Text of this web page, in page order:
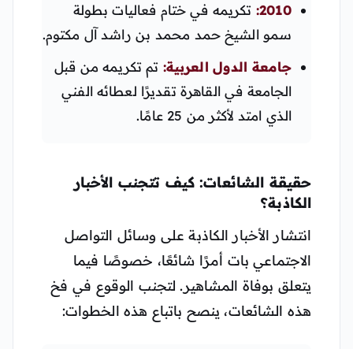
2010: تكريمه في ختام فعاليات بطولة
سمو الشيخ حمد محمد بن راشد آل مكتوم.
جامعة الدول العربية: تم تكريمه من قبل
الجامعة في القاهرة تقديرًا لعطائه الفني
الذي امتد لأكثر من 25 عامًا.
حقيقة الشائعات: كيف تتجنب الأخبار
الكاذبة؟
انتشار الأخبار الكاذبة على وسائل التواصل
الاجتماعي بات أمرًا شائعًا، خصوصًا فيما
يتعلق بوفاة المشاهير. لتجنب الوقوع في فخ
هذه الشائعات، ينصح باتباع هذه الخطوات: